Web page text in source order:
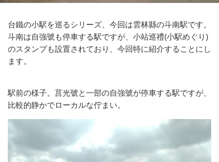
台鐵の小駅を巡るシリーズ、今回は雲林縣の斗南駅です。
斗南は自強號も停車する駅ですが、小站巡禮(小駅めぐり)
のスタンプも設置されており、今回特に紹介することにし
ます。
駅前の様子。莒光號と一部の自強號が停車する駅ですが、
比較的静かでローカルな佇まい。